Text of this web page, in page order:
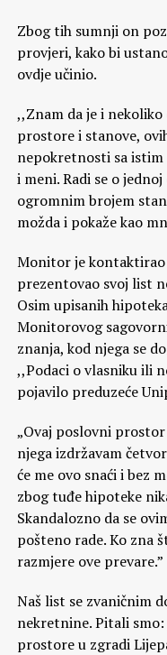
Zbog tih sumnji on
provjeri, kako bi
ovdje učinio.
,,Znam da je i
prostore i stanove,
nepokretnosti sa
i meni. Radi se o
ogromnim brojem
možda i pokaže kao
Monitor je kontaktirao
prezentovao svoj list
Osim upisanih
Monitorovog
znanja, kod njega se
,,Podaci o vlasniku ili
pojavilo preduzeće
„Ovaj poslovni
njega izdržavam
će me ovo snaći i bez
zbog tuđe hipoteke
Skandalozno da se
pošteno rade. Ko zna
razmjere ove prevare.”
Naš list se zvaničnim
nekretnine. Pitali
prostore u zgradi